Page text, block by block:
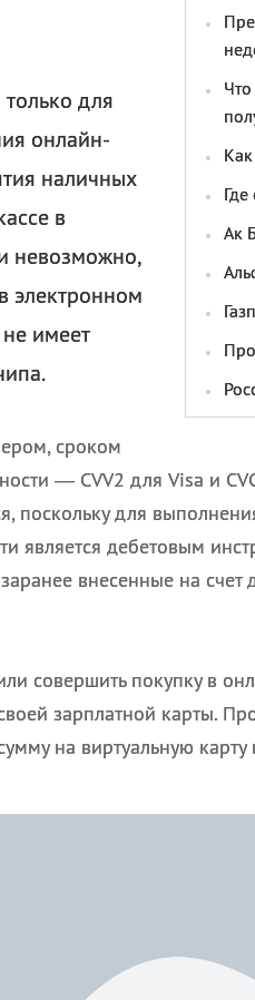
Что
Ак
для
онлайн-
наличных
в
невозможно,
электронном
имеет
сроком
— CVV2 для Visa и
поскольку для
является дебетовым
внесенные на
совершить покупку в
зарплатной карты.
на виртуальную карту